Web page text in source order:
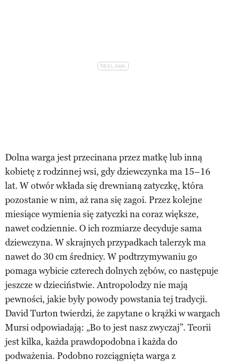
Dolna warga jest przecinana przez matkę lub inną
kobietę z rodzinnej wsi, gdy dziewczynka ma 15–16
lat. W otwór wkłada się drewnianą zatyczkę, która
pozostanie w nim, aż rana się zagoi. Przez kolejne
miesiące wymienia się zatyczki na coraz większe,
nawet codziennie. O ich rozmiarze decyduje sama
dziewczyna. W skrajnych przypadkach talerzyk ma
nawet do 30 cm średnicy. W podtrzymywaniu go
pomaga wybicie czterech dolnych zębów, co następuje
jeszcze w dzieciństwie. Antropolodzy nie mają
pewności, jakie były powody powstania tej tradycji.
David Turton twierdzi, że zapytane o krążki w wargach
Mursi odpowiadają: „Bo to jest nasz zwyczaj”. Teorii
jest kilka, każda prawdopodobna i każda do
podważenia. Podobno rozciągnięta warga z